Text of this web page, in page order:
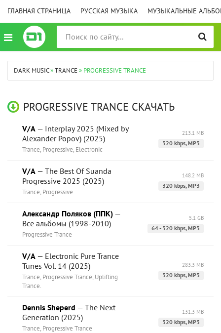
ГЛАВНАЯ СТРАНИЦА РУССКАЯ МУЗЫКА МУЗЫКАЛЬНЫЕ
DARK MUSIC»TRANCE» PROGRESSIVE TRANCE
PROGRESSIVE TRANCE СКАЧАТЬ
V/A — Interplay 2025 (Mixed by
Alexander Popov) (2025)
Trance, Progressive, Electronic
213.1 MB
320 kbps, MP3
V/A — The Best Of Suanda
Progressive 2025 (2025)
Trance, Progressive
148.2 MB
320 kbps, MP3
Александр Поляков (ППК) —
Все альбомы (1998-2010)
Progressive Trance
5.1 GB
64 - 320 kbps, MP3
V/A — Electronic Pure Trance
Tunes Vol. 14 (2025)
Trance, Progressive Trance, Uplifting
Trance.
283.3 MB
320 kbps, MP3
Dennis Sheperd — The Next
Generation (2025)
Trance, Progressive Trance
131.3 MB
320 kbps, MP3